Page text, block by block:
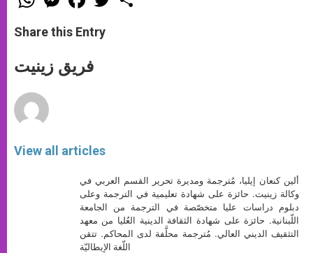
h
t
s
p
p
e
s
e
g
e
a
e
b
o
k
w
Share this Entry
فريق زينيت
View all articles
ألين كنعان إيليا، مُترجمة ومديرة تحرير القسم العربي في
وكالة زينيت. حائزة على شهادة تعليمية في الترجمة وعلى
دبلوم دراسات عليا متخصّصة في الترجمة من الجامعة
اللّبنانية. حائزة على شهادة الثقافة الدينية العُليا من معهد
التثقيف الديني العالي. مُترجمة محلَّفة لدى المحاكم. تتقن
اللّغة الإيطاليّة